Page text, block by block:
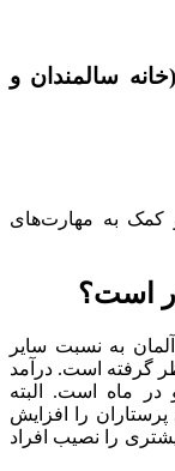
سالمندان و
کمک به مهارت‌های
است؟
به نسبت سایر
گرفته است. درآمد
آلمان بین ۲۳۰۰ تا ۲۶۰۰ یورو در ماه است. البته
را افزایش
را نصیب افراد